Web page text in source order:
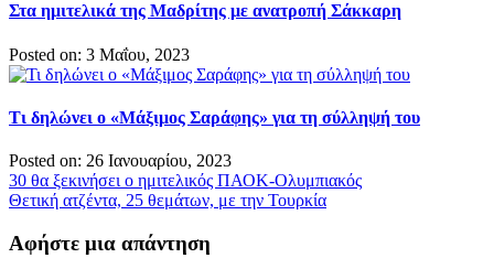
Στα ημιτελικά της Μαδρίτης με ανατροπή Σάκκαρη
Posted on: 3 Μαΐου, 2023
Τι δηλώνει ο «Μάξιμος Σαράφης» για τη σύλληψή του
Posted on: 26 Ιανουαρίου, 2023
Πλοήγηση
άρθρων
30 θα ξεκινήσει ο ημιτελικός ΠΑΟΚ-Ολυμπιακός
Θετική ατζέντα, 25 θεμάτων, με την Τουρκία
Αφήστε μια απάντηση